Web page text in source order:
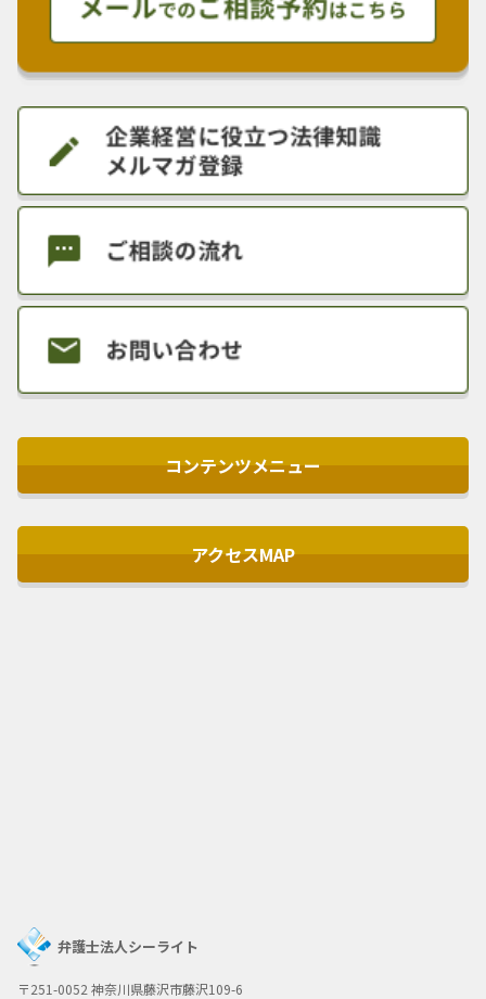
コンテンツメニュー
アクセスMAP
弁護士法人シーライト
〒251-0052 神奈川県藤沢市藤沢109-6